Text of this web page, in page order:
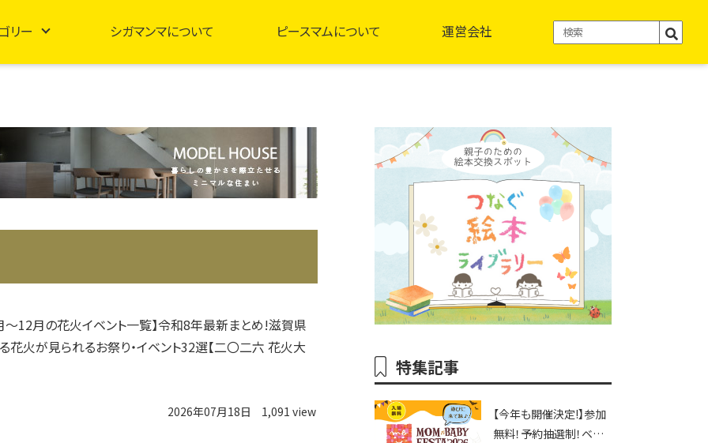
リー シガマンマについて ピースマムについて 運営会社
～12月の花火イベント一覧】令和8年最新まとめ!滋賀県
花火が見られるお祭り・イベント32選【二〇二六 花火大
2026年07月18日 1,091 view
特集記事
【今年も開催決定!】参加
無料！予約抽選制！ベビ